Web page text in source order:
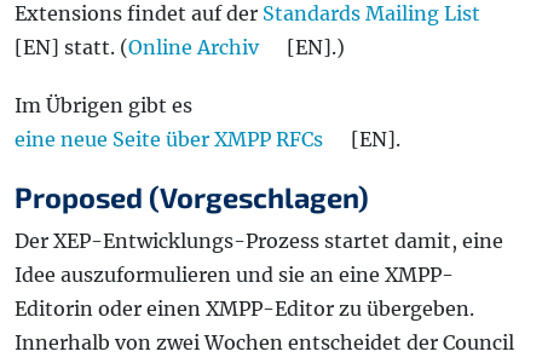
Extensions findet auf der Standards Mailing List
[EN] statt. (Online Archiv [EN].)
Im Übrigen gibt es
eine neue Seite über XMPP RFCs
[EN].
Proposed (Vorgeschlagen)
Der XEP-Entwicklungs-Prozess startet damit, eine
Idee auszuformulieren und sie an eine XMPP-
Editorin oder einen XMPP-Editor zu übergeben.
Innerhalb von zwei Wochen entscheidet der Council